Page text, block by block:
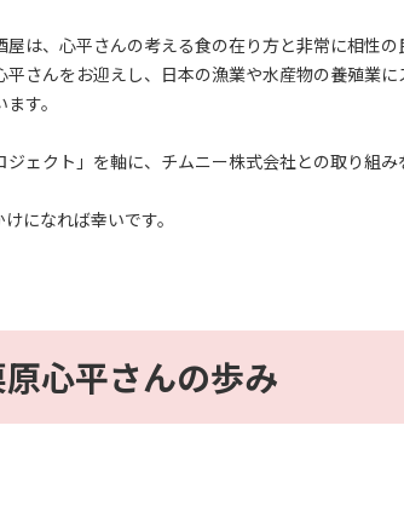
は、心平さんの考える食の在り方と非常に相性
さんをお迎えし、日本の漁業や水産物の養殖業
す。
ェクト」を軸に、チムニー株式会社との取り組み
になれば幸いです。
心平さんの歩み